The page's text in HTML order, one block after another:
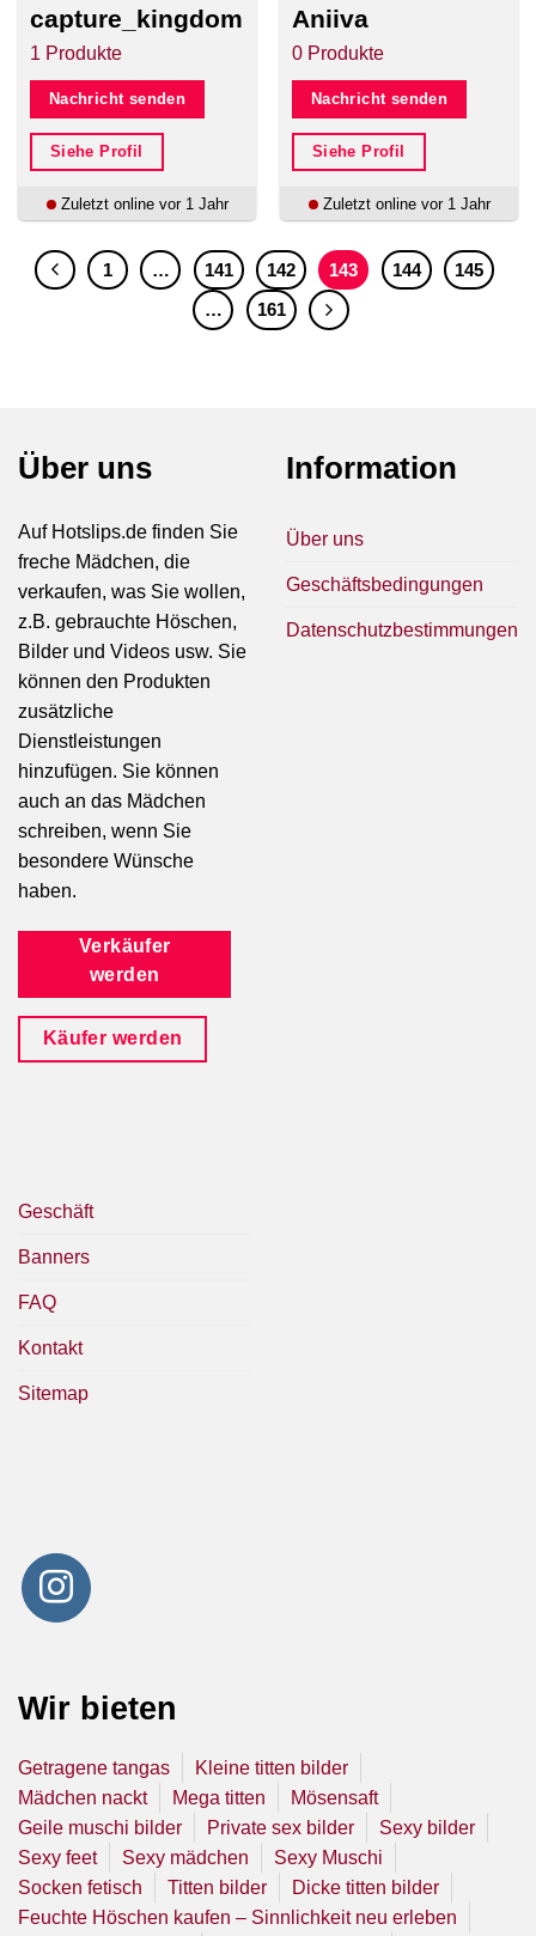
capture_kingdom
1 Produkte
Nachricht senden
Siehe Profil
Zuletzt online vor 1 Jahr
Aniiva
0 Produkte
Nachricht senden
Siehe Profil
Zuletzt online vor 1 Jahr
1 … 141 142 143 144
145
…
161
Über uns
Auf Hotslips.de finden Sie
freche Mädchen, die
verkaufen, was Sie wollen,
z.B. gebrauchte Höschen,
Bilder und Videos usw. Sie
können den Produkten
zusätzliche
Dienstleistungen
hinzufügen. Sie können
auch an das Mädchen
schreiben, wenn Sie
besondere Wünsche
haben.
Verkäufer
werden
Käufer werden
Information
Über uns
Geschäftsbedingungen
Datenschutzbestimmungen
Geschäft
Banners
FAQ
Kontakt
Sitemap
Wir bieten
Getragene tangas
Kleine titten bilder
Mädchen nackt
Mega titten
Mösensaft
Geile muschi bilder
Private sex bilder
Sexy bilder
Sexy feet
Sexy mädchen
Sexy Muschi
Socken fetisch
Titten bilder
Dicke titten bilder
Feuchte Höschen kaufen – Sinnlichkeit neu erleben